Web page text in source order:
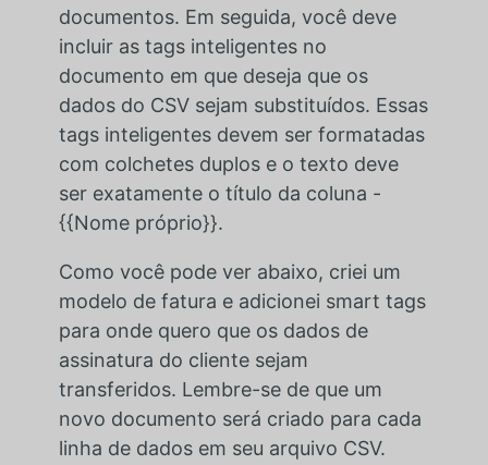
documentos. Em seguida, você deve
incluir as tags inteligentes no
documento em que deseja que os
dados do CSV sejam substituídos. Essas
tags inteligentes devem ser formatadas
com colchetes duplos e o texto deve
ser exatamente o título da coluna -
{{Nome próprio}}.
Como você pode ver abaixo, criei um
modelo de fatura e adicionei smart tags
para onde quero que os dados de
assinatura do cliente sejam
transferidos. Lembre-se de que um
novo documento será criado para cada
linha de dados em seu arquivo CSV.